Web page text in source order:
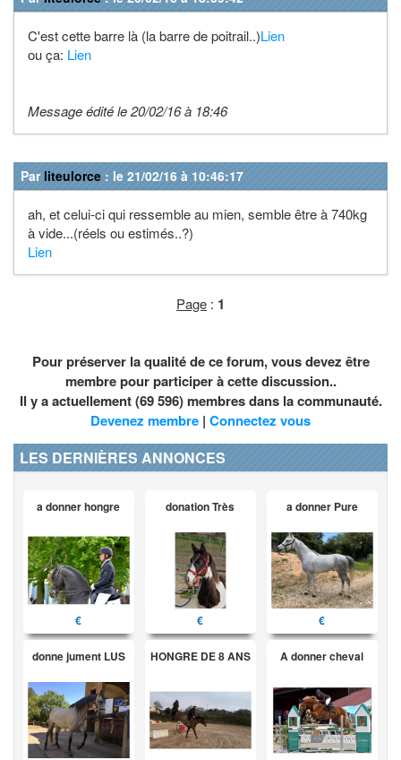
C'est cette barre là (la barre de poitrail..)Lien
ou ça: Lien
Message édité le 20/02/16 à 18:46
Par liteulorce : le 21/02/16 à 10:46:17
ah, et celui-ci qui ressemble au mien, semble être à 740kg
à vide...(réels ou estimés..?)
Lien
Page : 1
Pour préserver la qualité de ce forum, vous devez être
membre pour participer à cette discussion..
Il y a actuellement (69 596) membres dans la communauté.
Devenez membre | Connectez vous
LES DERNIÈRES ANNONCES
a donner hongre
€
donation Très
€
a donner Pure
€
donne jument LUS HONGRE DE 8 ANS A donner cheval